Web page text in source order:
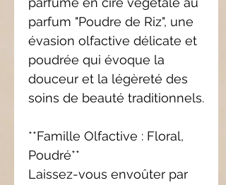
parfum "Poudre de Riz", une
évasion olfactive délicate et
poudrée qui évoque la
douceur et la légèreté des
soins de beauté traditionnels.
**Famille Olfactive : Floral,
Poudré**
Laissez-vous envoûter par